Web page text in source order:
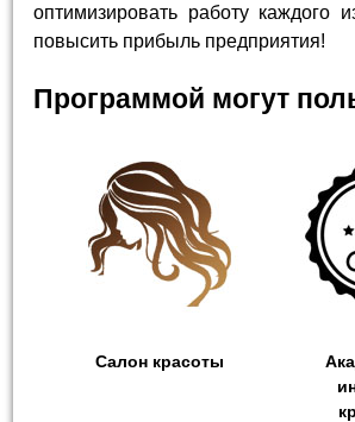
оптимизировать работу каждого
повысить прибыль предприятия!
Программой могут
Салон красоты